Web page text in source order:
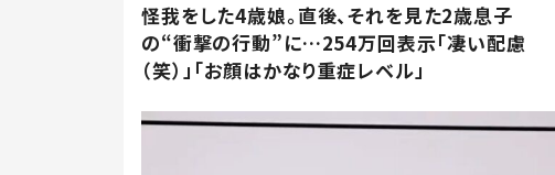
怪我をした4歳娘。直後、それを見た2歳息子
の“衝撃の行動”に…254万回表示「凄い配慮
（笑）」「お顔はかなり重症レベル」